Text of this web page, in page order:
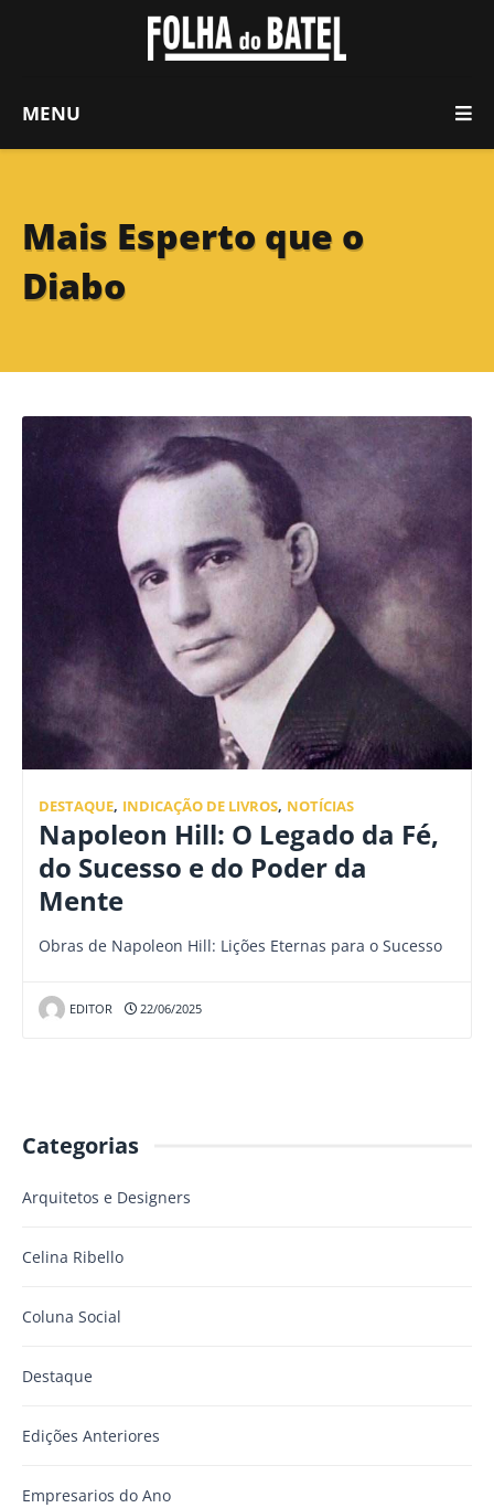
MENU
Mais Esperto que o
Diabo
DESTAQUE, INDICAÇÃO DE LIVROS, NOTÍCIAS
Napoleon Hill: O Legado da Fé,
do Sucesso e do Poder da
Mente
Obras de Napoleon Hill: Lições Eternas para o Sucesso
EDITOR 22/06/2025
Categorias
Arquitetos e Designers
Celina Ribello
Coluna Social
Destaque
Edições Anteriores
Empresarios do Ano